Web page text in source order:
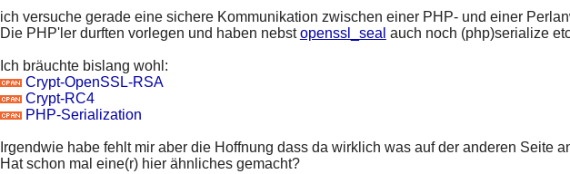
ich versuche gerade eine sichere Kommunikation zwischen einer PHP- und einer
Die PHP'ler durften vorlegen und haben nebstopenssl_seal auch noch (php)serialize
Ich bräuchte bislang wohl:
Crypt-OpenSSL-RSA
Crypt-RC4
PHP-Serialization
Irgendwie habe fehlt mir aber die Hoffnung dass da wirklich was auf der anderen Seite
Hat schon mal eine(r) hier ähnliches gemacht?